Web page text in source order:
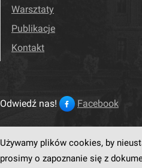
Warsztaty
Publikacje
Kontakt
Odwiedź nas! Facebook
Ten
Używamy plików cookies, by
prosimy o zapoznanie się z